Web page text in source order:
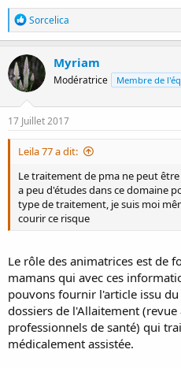
R
é
a
c
t
i
o
n
s
Sorcelica
Myriam
Modératrice Membre de
17 Juillet 2017
Leila 77 a dit:
Le traitement de pma ne peut
a peu d'études dans ce domaine
type de traitement, je suis moi
courir ce risque
Le rôle des animatrices est de
mamans qui avec ces
pouvons fournir l'article issu
dossiers de l'Allaitement
professionnels de santé) qui
médicalement assistée.